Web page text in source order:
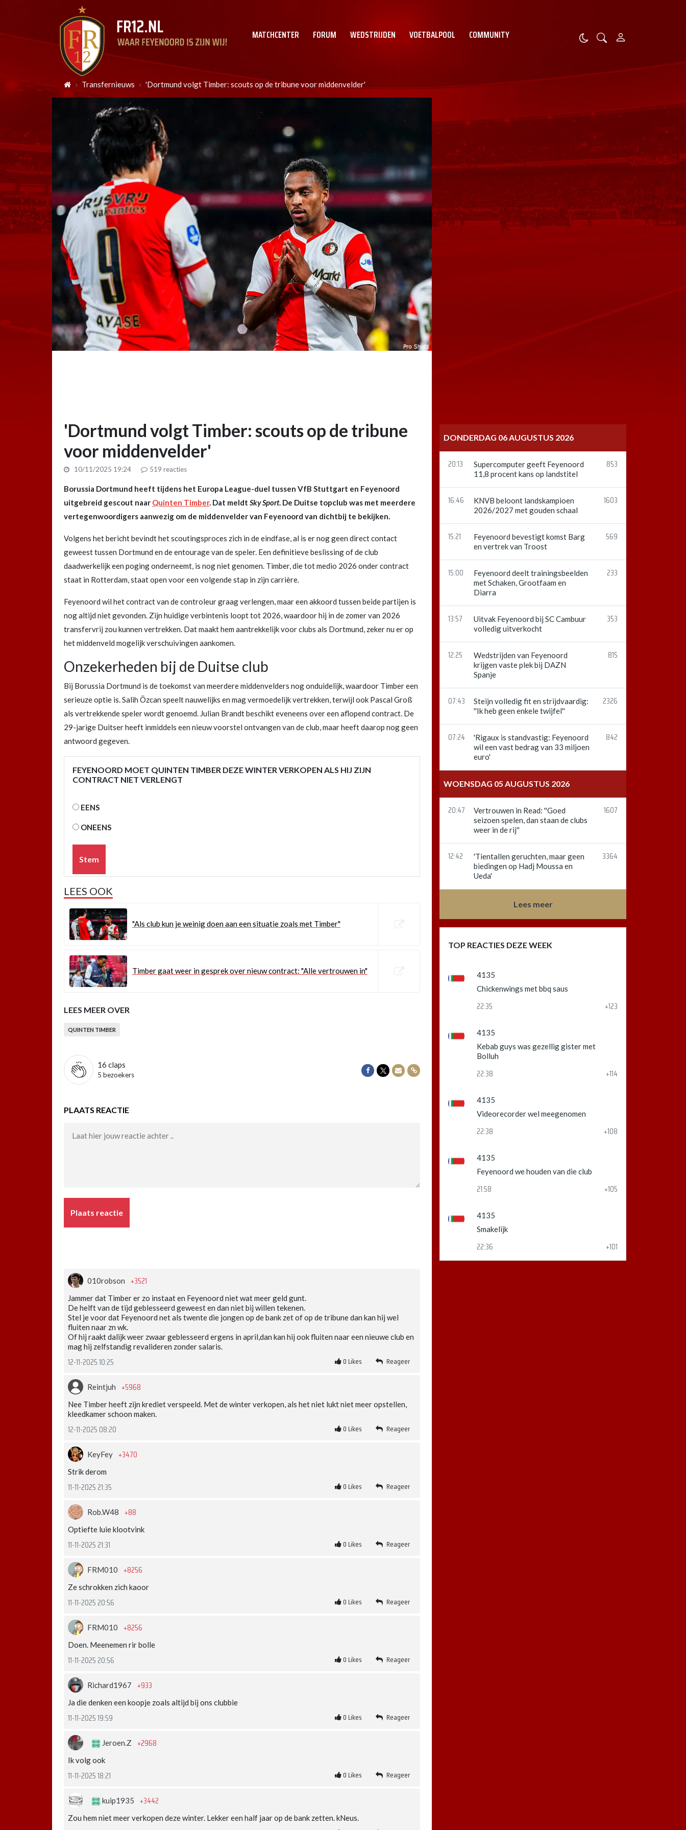
MATCHCENTER FORUM WEDSTRIJDEN VOETBALPOOL COMMUNITY
Transfernieuws 'Dortmund volgt Timber: scouts op de tribune voor middenvelder'
'Dortmund volgt Timber: scouts op de tribune
voor middenvelder'
10/11/2025 19:24 519 reacties
Borussia Dortmund heeft tijdens het Europa League-duel tussen VfB Stuttgart en Feyenoord
uitgebreid gescout naar Quinten Timber. Dat meldt Sky Sport. De Duitse topclub was met meerdere
vertegenwoordigers aanwezig om de middenvelder van Feyenoord van dichtbij te bekijken.
Volgens het bericht bevindt het scoutingsproces zich in de eindfase, al is er nog geen direct contact
geweest tussen Dortmund en de entourage van de speler. Een definitieve beslissing of de club
daadwerkelijk een poging onderneemt, is nog niet genomen. Timber, die tot medio 2026 onder contract
staat in Rotterdam, staat open voor een volgende stap in zijn carrière.
Feyenoord wil het contract van de controleur graag verlengen, maar een akkoord tussen beide partijen is
nog altijd niet gevonden. Zijn huidige verbintenis loopt tot 2026, waardoor hij in de zomer van 2026
transfervrij zou kunnen vertrekken. Dat maakt hem aantrekkelijk voor clubs als Dortmund, zeker nu er op
het middenveld mogelijk verschuivingen aankomen.
Onzekerheden bij de Duitse club
Bij Borussia Dortmund is de toekomst van meerdere middenvelders nog onduidelijk, waardoor Timber een
serieuze optie is. Salih Özcan speelt nauwelijks en mag vermoedelijk vertrekken, terwijl ook Pascal Groß
als vertrekkende speler wordt genoemd. Julian Brandt beschikt eveneens over een aflopend contract. De
29-jarige Duitser heeft inmiddels een nieuw voorstel ontvangen van de club, maar heeft daarop nog geen
antwoord gegeven.
FEYENOORD MOET QUINTEN TIMBER DEZE WINTER VERKOPEN ALS HIJ ZIJN
CONTRACT NIET VERLENGT
EENS
ONEENS
Stem
LEES OOK
"Als club kun je weinig doen aan een situatie zoals met Timber"
Timber gaat weer in gesprek over nieuw contract: "Alle vertrouwen in"
LEES MEER OVER
QUINTEN TIMBER
16 claps
5 bezoekers
Delen op Facebook
Delen op Twitter
Delen via Mail
Delen via link
PLAATS REACTIE
Plaats reactie
010robson +3521
Jammer dat Timber er zo instaat en Feyenoord niet wat meer geld gunt.
De helft van de tijd geblesseerd geweest en dan niet bij willen tekenen.
Stel je voor dat Feyenoord net als twente die jongen op de bank zet of op de tribune dan kan hij wel
fluiten naar zn wk.
Of hij raakt dalijk weer zwaar geblesseerd ergens in april,dan kan hij ook fluiten naar een nieuwe club en
mag hij zelfstandig revalideren zonder salaris.
12-11-2025 10:25 0 Likes Reageer
Reintjuh +5968
Nee Timber heeft zijn krediet verspeeld. Met de winter verkopen, als het niet lukt niet meer opstellen,
kleedkamer schoon maken.
12-11-2025 08:20 0 Likes Reageer
KeyFey +3470
Strik derom
11-11-2025 21:35 0 Likes Reageer
Rob.W48 +88
Optiefte luie klootvink
11-11-2025 21:31 0 Likes Reageer
FRM010 +8256
Ze schrokken zich kaoor
11-11-2025 20:56 0 Likes Reageer
FRM010 +8256
Doen. Meenemen rir bolle
11-11-2025 20:56 0 Likes Reageer
Richard1967 +933
Ja die denken een koopje zoals altijd bij ons clubbie
11-11-2025 19:59 0 Likes Reageer
Jeroen.Z +2968
Ik volg ook
11-11-2025 18:21 0 Likes Reageer
kuip1935 +3442
Zou hem niet meer verkopen deze winter. Lekker een half jaar op de bank zetten. kNeus.
DONDERDAG 06 AUGUSTUS 2026
20:13
Supercomputer geeft Feyenoord
11,8 procent kans op landstitel
853
16:46
KNVB beloont landskampioen
2026/2027 met gouden schaal
1603
15:21
Feyenoord bevestigt komst Barg
en vertrek van Troost
569
15:00
Feyenoord deelt trainingsbeelden
met Schaken, Grootfaam en
Diarra
233
13:57
Uitvak Feyenoord bij SC Cambuur
volledig uitverkocht
353
12:25
Wedstrijden van Feyenoord
krijgen vaste plek bij DAZN
Spanje
815
07:43
Steijn volledig fit en strijdvaardig:
''Ik heb geen enkele twijfel''
2326
07:24
'Rigaux is standvastig: Feyenoord
wil een vast bedrag van 33 miljoen
euro'
842
WOENSDAG 05 AUGUSTUS 2026
20:47
Vertrouwen in Read: ''Goed
seizoen spelen, dan staan de clubs
weer in de rij''
1607
12:42
'Tientallen geruchten, maar geen
biedingen op Hadj Moussa en
Ueda'
3364
Lees meer
TOP REACTIES DEZE WEEK
4135
Chickenwings met bbq saus
22:35 +123
4135
Kebab guys was gezellig gister met
Bolluh
22:38 +114
4135
Videorecorder wel meegenomen
22:38 +108
4135
Feyenoord we houden van die club
21:58 +105
4135
Smakelijk
22:36 +101